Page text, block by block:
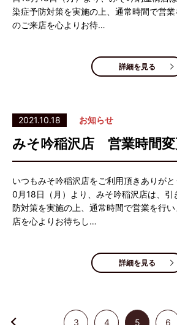
染症予防対策を実施の上、通常時間で営
のご来店を心よりお待…
詳細を見る
2021.10.18 お知らせ
みそ吟稲沢店 営業時間
いつもみそ吟稲沢店をご利用頂きありが
0月18日（月）より、みそ吟稲沢店は、引
防対策を実施の上、通常時間で営業を行
店を心よりお待ちし…
詳細を見る
3 4 5 6